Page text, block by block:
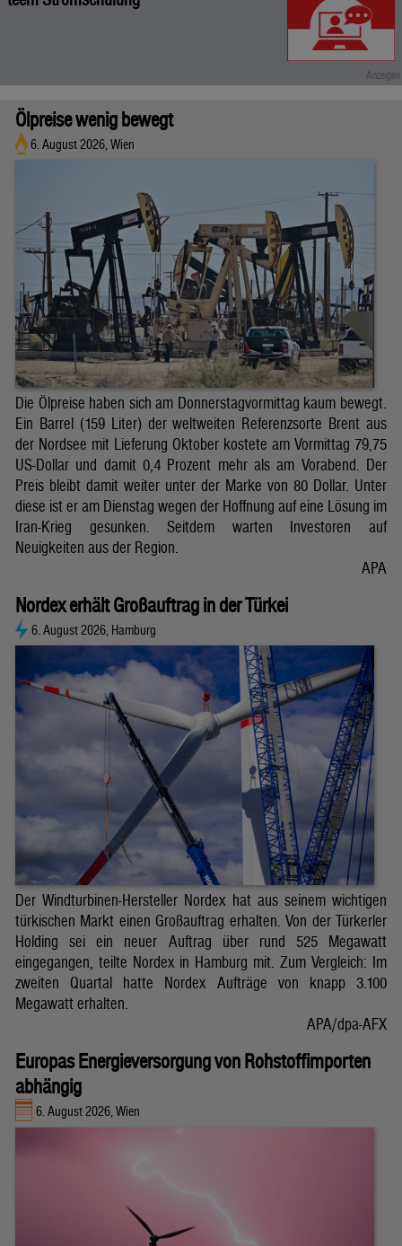
Ölpreise wenig bewegt
6. August 2026, Wien
Die Ölpreise haben sich am Donnerstagvormittag kaum bewegt.
Ein Barrel (159 Liter) der weltweiten Referenzsorte Brent aus
der Nordsee mit Lieferung Oktober kostete am Vormittag 79,75
US-Dollar und damit 0,4 Prozent mehr als am Vorabend. Der
Preis bleibt damit weiter unter der Marke von 80 Dollar. Unter
diese ist er am Dienstag wegen der Hoffnung auf eine Lösung im
Iran-Krieg gesunken. Seitdem warten Investoren auf
Neuigkeiten aus der Region.
APA
Nordex erhält Großauftrag in der Türkei
6. August 2026, Hamburg
Der Windturbinen-Hersteller Nordex hat aus seinem wichtigen
türkischen Markt einen Großauftrag erhalten. Von der Türkerler
Holding sei ein neuer Auftrag über rund 525 Megawatt
eingegangen, teilte Nordex in Hamburg mit. Zum Vergleich: Im
zweiten Quartal hatte Nordex Aufträge von knapp 3.100
Megawatt erhalten.
APA/dpa-AFX
Europas Energieversorgung von Rohstoffimporten
abhängig
6. August 2026, Wien